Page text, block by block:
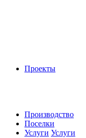
Проекты
Производство
Поселки
Услуги Услуги